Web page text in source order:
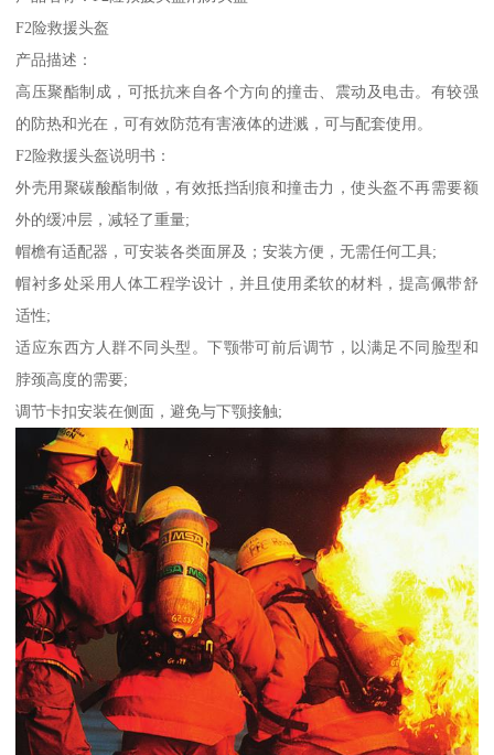
F2险救援头盔
产品描述：
高压聚酯制成，可抵抗来自各个方向的撞击、震动及电击。有较强
的防热和光在，可有效防范有害液体的进溅，可与配套使用。
F2险救援头盔说明书：
外壳用聚碳酸酯制做，有效抵挡刮痕和撞击力，使头盔不再需要额
外的缓冲层，减轻了重量;
帽檐有适配器，可安装各类面屏及；安装方便，无需任何工具;
帽衬多处采用人体工程学设计，并且使用柔软的材料，提高佩带舒
适性;
适应东西方人群不同头型。下颚带可前后调节，以满足不同脸型和
脖颈高度的需要;
调节卡扣安装在侧面，避免与下颚接触;